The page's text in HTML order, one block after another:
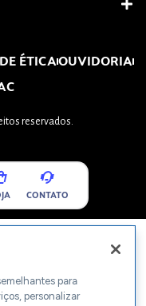
ÉTICAOUVIDORIA
reservados.
CONTATO
para
personalizar